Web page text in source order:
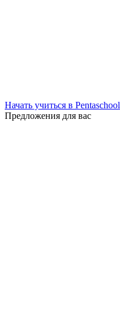
Начать учиться в Pentaschool
Предложения для вас